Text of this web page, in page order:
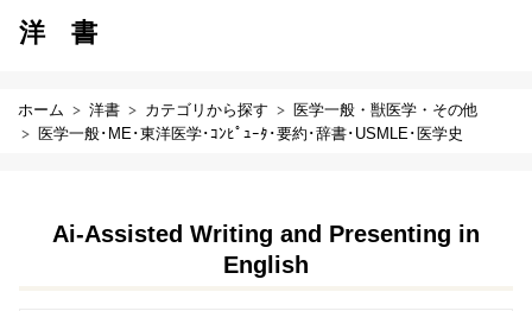
洋書
ホーム 洋書 カテゴリから探す
医学一般・獣医学・その他
医学一般･ME･東洋医学･ｺﾝﾋﾟｭｰﾀ･要約･辞書･USMLE･医学史
Ai-Assisted Writing and Presenting in
English